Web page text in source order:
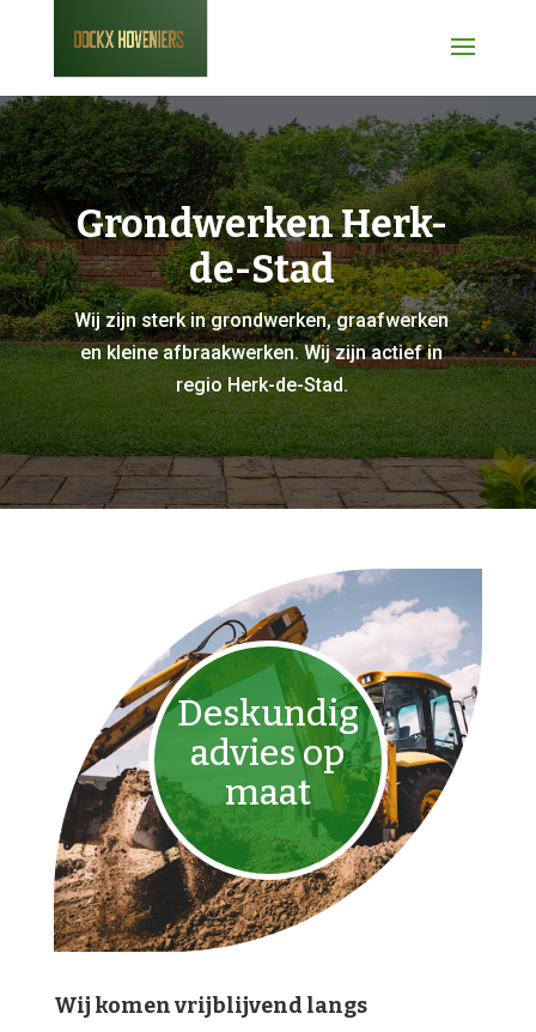
Grondwerken Herk-
de-Stad
Wij zijn sterk in grondwerken, graafwerken
en kleine afbraakwerken. Wij zijn actief in
regio Herk-de-Stad.
Deskundig
advies op
maat
Wij komen vrijblijvend langs